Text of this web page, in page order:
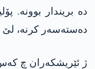
دە بریندار بوونە.
دەستەسەر کرنە، لێ
ژ ئێریشکەران چ کەس